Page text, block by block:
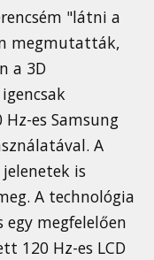
"látni a
megmutatták,
a 3D
es Samsung
A
is
A technológia
egy megfelelően
120 Hz-es LCD